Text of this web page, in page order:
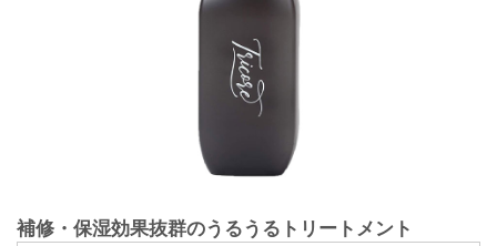
補修・保湿効果抜群のうるうるトリートメント